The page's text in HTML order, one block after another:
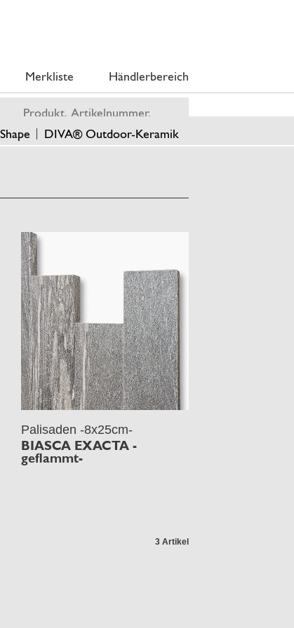
Merkliste Händlerbereich
DIVA® Outdoor-Keramik
Palisaden -8x25cm-
BIASCA EXACTA -
geflammt-
3 Artikel